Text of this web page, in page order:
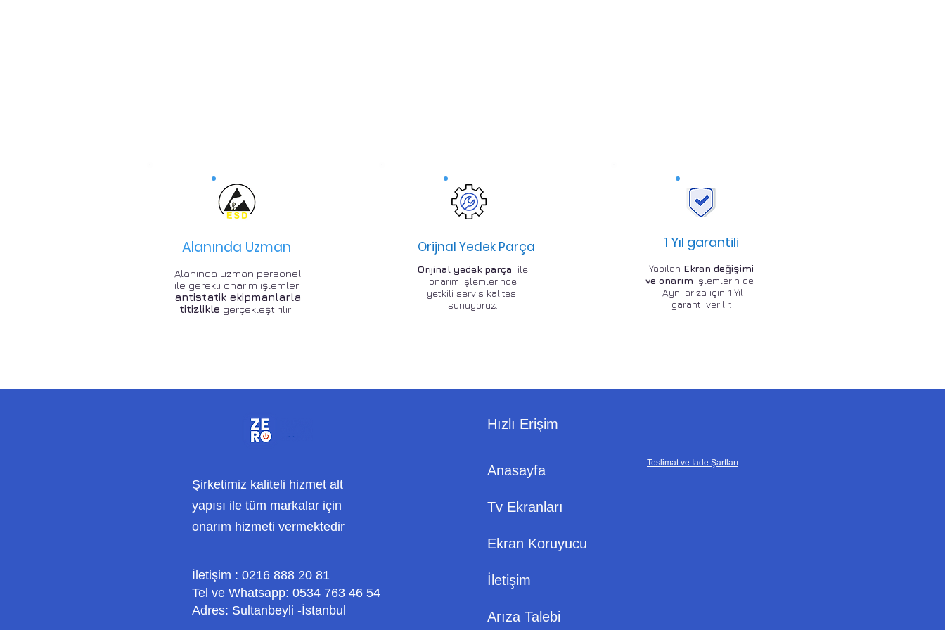
Alanında Uzman
Alanında uzman personel
ile gerekli onarım işlemleri
antistatik ekipmanlarla
titizlikle gerçekleştirilir .
Orijnal Yedek Parça
Orijinal yedek parça ile
onarım işlemlerinde
yetkili servis kalitesi
sunuyoruz.
1 Yıl garantili
Yapılan Ekran değişimi
ve onarım işlemlerin de
Aynı arıza için 1 Yıl
garanti verilir.
Şirketimiz kaliteli hizmet alt
yapısı ile tüm markalar için
onarım hizmeti vermektedir
İletişim : 0216 888 20 81
Tel ve Whatsapp: 0534 763 46 54
Adres: Sultanbeyli -İstanbul
Hızlı Erişim
Anasayfa
Tv Ekranları
Ekran Koruyucu
İletişim
Arıza Talebi
Teslimat ve İade Şartları